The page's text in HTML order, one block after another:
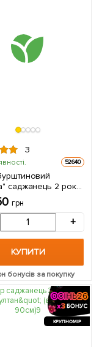
3
52640
саджанець 2 роки
ранній сорт)
в упаковці
грн
+
КУПИТИ
бонусів за покупку
КРУПНОМІР